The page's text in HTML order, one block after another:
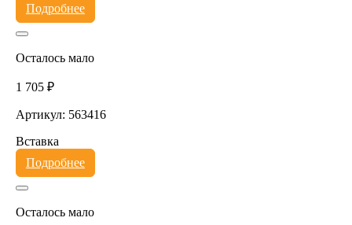
Подробнее
Осталось мало
1 705 ₽
Артикул: 563416
Вставка
Подробнее
Осталось мало